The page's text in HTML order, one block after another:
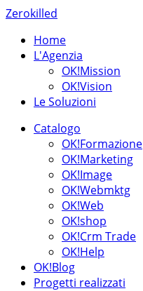
Zerokilled
Home
L'Agenzia
OK!Mission
OK!Vision
Le Soluzioni
Catalogo
OK!Formazione
OK!Marketing
OK!Image
OK!Webmktg
OK!Web
OK!shop
OK!Crm Trade
OK!Help
OK!Blog
Progetti realizzati